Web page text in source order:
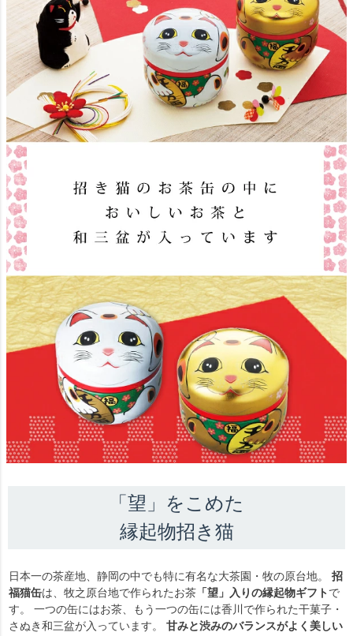
「望」をこめた
縁起物招き猫
日本一の茶産地、静岡の中でも特に有名な大茶園・牧の原台地。 招
福猫缶は、牧之原台地で作られたお茶 「望」入りの縁起物ギフトで
す。 一つの缶にはお茶、もう一つの缶には香川で作られた干菓子・
さぬき和三盆が入っています。 甘みと渋みのバランスがよく美しい